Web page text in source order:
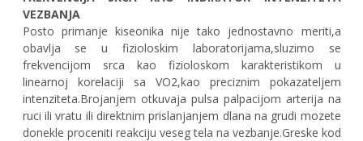
VEZBANJA
Posto primanje kiseonika nije tako jednostavno meriti,a
obavlja se u fizioloskim laboratorijama,sluzimo se
frekvencijom srca kao fizioloskom karakteristikom u
linearnoj korelaciji sa VO2,kao preciznim pokazateljem
intenziteta.Brojanjem otkuvaja pulsa palpacijom arterija na
ruci ili vratu ili direktnim prislanjanjem dlana na grudi mozete
donekle proceniti reakciju veseg tela na vezbanje.Greske kod